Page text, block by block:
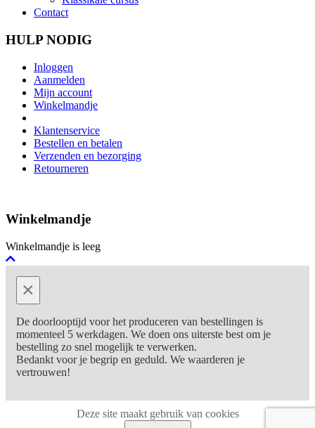
Contact
HULP NODIG
Inloggen
Aanmelden
Mijn account
Winkelmandje
Klantenservice
Bestellen en betalen
Verzenden en bezorging
Retourneren
Winkelmandje
Winkelmandje is leeg
×
De doorlooptijd voor het produceren van bestellingen is
momenteel 5 werkdagen. We doen ons uiterste best om je
bestelling zo snel mogelijk te verwerken.
Bedankt voor je begrip en geduld. We waarderen je
vertrouwen!
Deze site maakt gebruik van cookies